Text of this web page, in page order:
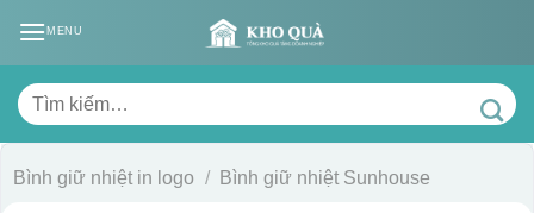
MENU
Tìm
kiếm:
Bình giữ nhiệt in logo / Bình giữ nhiệt Sunhouse